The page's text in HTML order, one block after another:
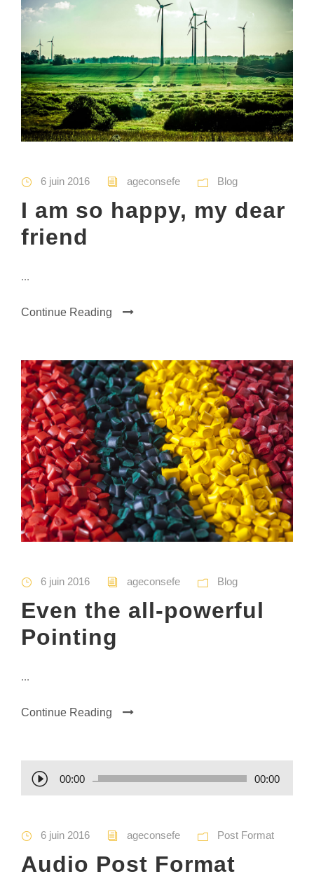
6 juin 2016 ageconsefe Blog
I am so happy, my dear
friend
...
Continue Reading
6 juin 2016 ageconsefe Blog
Even the all-powerful
Pointing
...
Continue Reading
e
t
u
00:00 00:00
6 juin 2016 ageconsefe Post Format
Audio Post Format